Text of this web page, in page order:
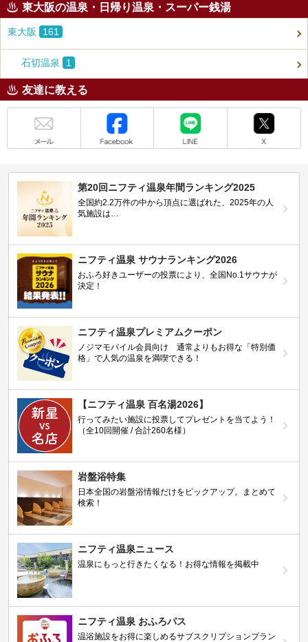
東大阪の温泉・日帰り温泉・スーパー銭湯
東大阪 161
石切温泉 1
友達に教える
第20回ニフティ温泉年間ランキング2025
全国約2.2万件の中から頂点に選ばれた、2025年の人
気施設は…
ニフティ温泉 サウナランキング2026
おふろ好きユーザーの投票により、全国No.1サウナが
決定！
ニフティ温泉プレミアムクーポン
ノジマモバイル会員向け 通常よりもお得な「特別価
格」で人気の温泉を満喫できる！
【ニフティ温泉 百名湯2026】
行ってみたい施設に投票してプレゼントを当てよう！
（全10回開催 / 合計260名様）
岩盤浴特集
日本全国の岩盤浴情報だけをピックアップ。まとめて
検索！
ニフティ温泉ニュース
温泉にもっと行きたくなる！お得な情報を掲載中
ニフティ温泉 おふろパス
温浴施設をお得に楽しめるサブスクリプションプラン